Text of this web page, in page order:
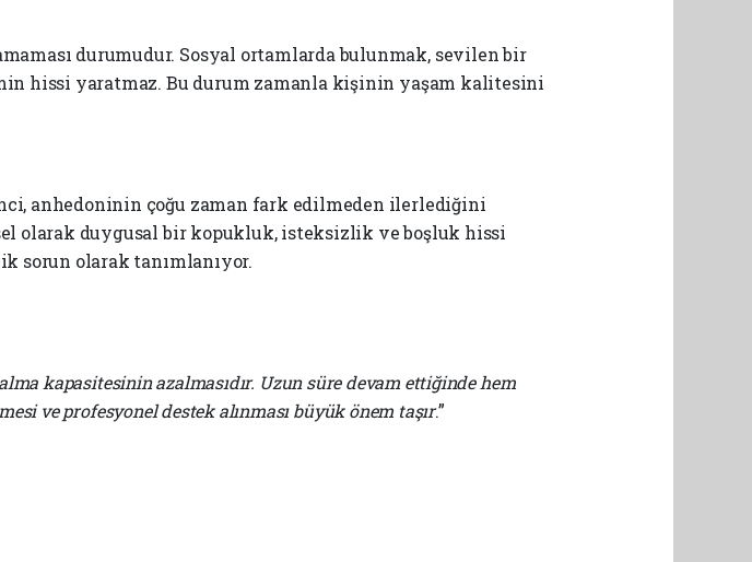
durumudur. Sosyal ortamlarda bulunmak, sevilen bir
hissi yaratmaz. Bu durum zamanla kişinin yaşam kalitesini
anhedoninin çoğu zaman fark edilmeden ilerlediğini
olarak duygusal bir kopukluk, isteksizlik ve boşluk hissi
sorun olarak tanımlanıyor.
kapasitesinin azalmasıdır. Uzun süre devam ettiğinde hem
ve profesyonel destek alınması büyük önem taşır.”